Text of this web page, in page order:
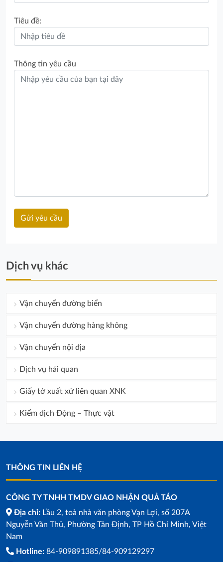
Tiêu đề:
Thông tin yêu cầu
Dịch vụ khác
Vận chuyển đường biển
Vận chuyển đường hàng không
Vận chuyển nội địa
Dịch vụ hải quan
Giấy tờ xuất xứ liên quan XNK
Kiểm dịch Động – Thực vật
THÔNG TIN LIÊN HỆ
CÔNG TY TNHH TMDV GIAO NHẬN QUẢ TÁO
Địa chỉ: Lầu 2, toà nhà văn phòng Vạn Lợi, số 207A
Nguyễn Văn Thủ, Phường Tân Định, TP Hồ Chí Minh, Việt
Nam
Hotline: 84-909891385/84-909129297